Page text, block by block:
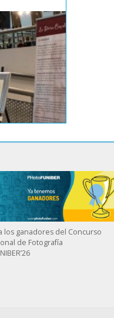
los ganadores del Concurso
de Fotografía